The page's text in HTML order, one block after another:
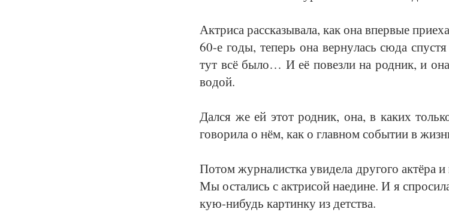
Ак­три­са рас­ска­зы­ва­ла, как она впер­вые
60-е го­ды, те­перь она вер­ну­лась сю­да
тут всё бы­ло… И её по­вез­ли на род­ник, и
во­дой.
Дал­ся же ей этот род­ник, она, в ка­ких
го­во­ри­ла о нём, как о глав­ном со­бы­тии в
По­том жур­на­лист­ка уви­де­ла дру­го­го ак­тёра
Мы оста­лись с ак­три­сой на­еди­не. И я
кую-ни­будь кар­тин­ку из дет­ст­ва.